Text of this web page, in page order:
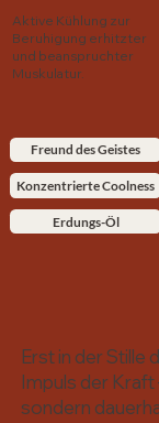
Aktive Kühlung zur
Beruhigung erhitzter
und beanspruchter
Muskulatur.
Freund des Geistes
Konzentrierte Coolness
Erdungs-Öl
Erst in der Stille
Impuls der Kraft
sondern